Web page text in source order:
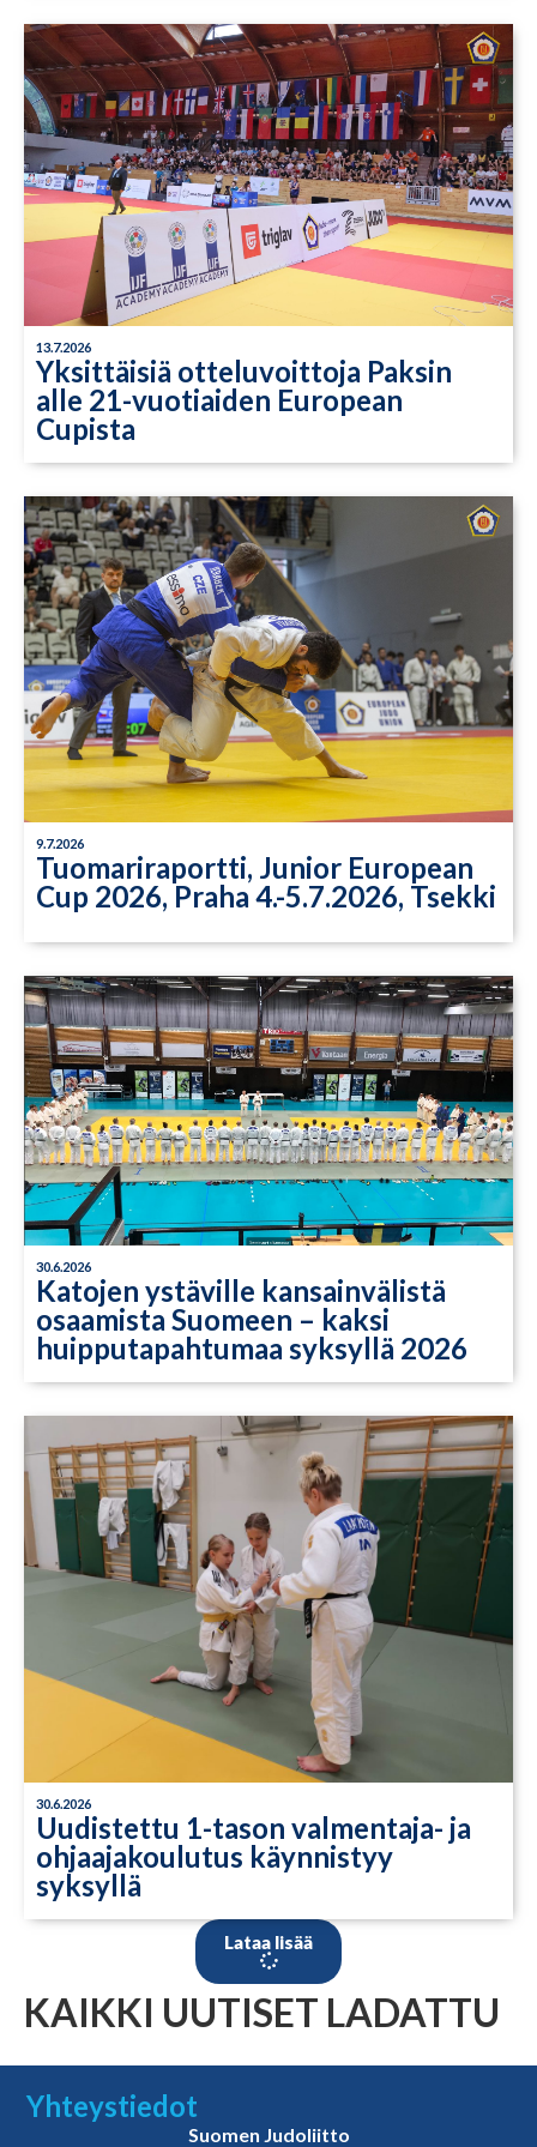
13.7.2026
Yksittäisiä otteluvoittoja Paksin
alle 21-vuotiaiden European
Cupista
9.7.2026
Tuomariraportti, Junior European
Cup 2026, Praha 4.-5.7.2026, Tsekki
30.6.2026
Katojen ystäville kansainvälistä
osaamista Suomeen – kaksi
huipputapahtumaa syksyllä 2026
30.6.2026
Uudistettu 1-tason valmentaja- ja
ohjaajakoulutus käynnistyy
syksyllä
Lataa lisää
KAIKKI UUTISET LADATTU
Yhteystiedot
Suomen Judoliitto